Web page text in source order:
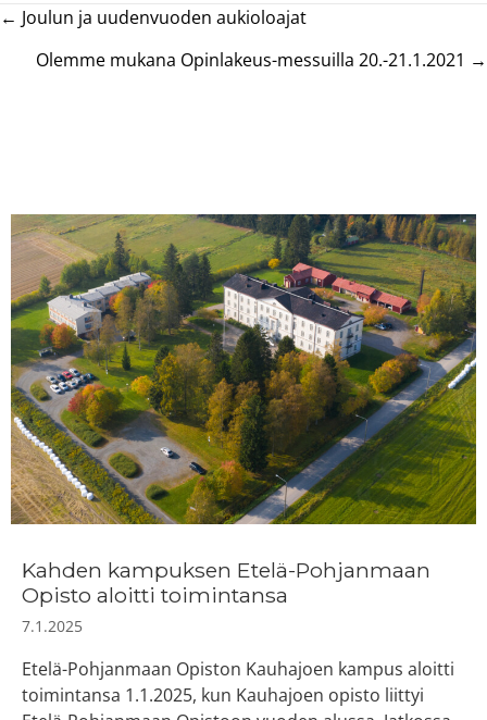
Posts
navigation
← Joulun ja uudenvuoden aukioloajat
Olemme mukana Opinlakeus-messuilla 20.-21.1.2021 →
Kahden kampuksen Etelä-Pohjanmaan
Opisto aloitti toimintansa
7.1.2025
Etelä-Pohjanmaan Opiston Kauhajoen kampus aloitti
toimintansa 1.1.2025, kun Kauhajoen opisto liittyi